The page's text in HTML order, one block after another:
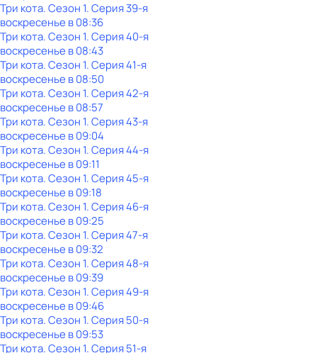
Три кота. Сезон 1. Серия 39-я
воскресенье в08:36
Три кота. Сезон 1. Серия 40-я
воскресенье в08:43
Три кота. Сезон 1. Серия 41-я
воскресенье в08:50
Три кота. Сезон 1. Серия 42-я
воскресенье в08:57
Три кота. Сезон 1. Серия 43-я
воскресенье в09:04
Три кота. Сезон 1. Серия 44-я
воскресенье в09:11
Три кота. Сезон 1. Серия 45-я
воскресенье в09:18
Три кота. Сезон 1. Серия 46-я
воскресенье в09:25
Три кота. Сезон 1. Серия 47-я
воскресенье в09:32
Три кота. Сезон 1. Серия 48-я
воскресенье в09:39
Три кота. Сезон 1. Серия 49-я
воскресенье в09:46
Три кота. Сезон 1. Серия 50-я
воскресенье в09:53
Три кота. Сезон 1. Серия 51-я